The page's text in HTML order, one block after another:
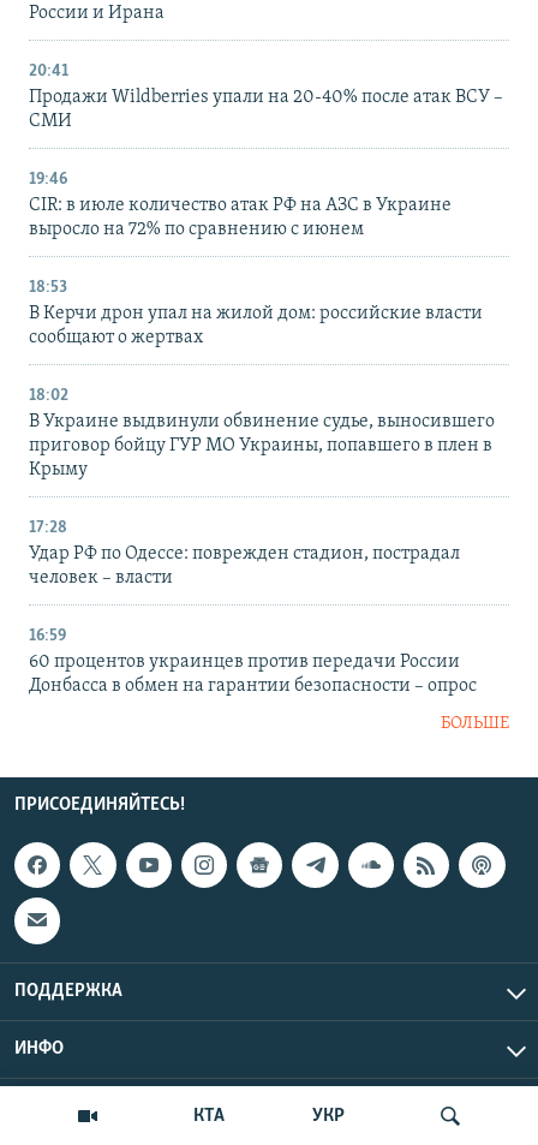
КТА УКР
России и Ирана
20:41
Продажи Wildberries упали на 20-40% после атак ВСУ –
СМИ
19:46
CIR: в июле количество атак РФ на АЗС в Украине
выросло на 72% по сравнению с июнем
18:53
В Керчи дрон упал на жилой дом: российские власти
сообщают о жертвах
18:02
В Украине выдвинули обвинение судье, выносившего
приговор бойцу ГУР МО Украины, попавшего в плен в
Крыму
17:28
Удар РФ по Одессе: поврежден стадион, пострадал
человек – власти
16:59
60 процентов украинцев против передачи России
Донбасса в обмен на гарантии безопасности – опрос
БОЛЬШЕ
ПРИСОЕДИНЯЙТЕСЬ!
ПОДДЕРЖКА
ИНФО
Copyright Крым.Реалии, 2026 | Все права защищены.
UTC+3